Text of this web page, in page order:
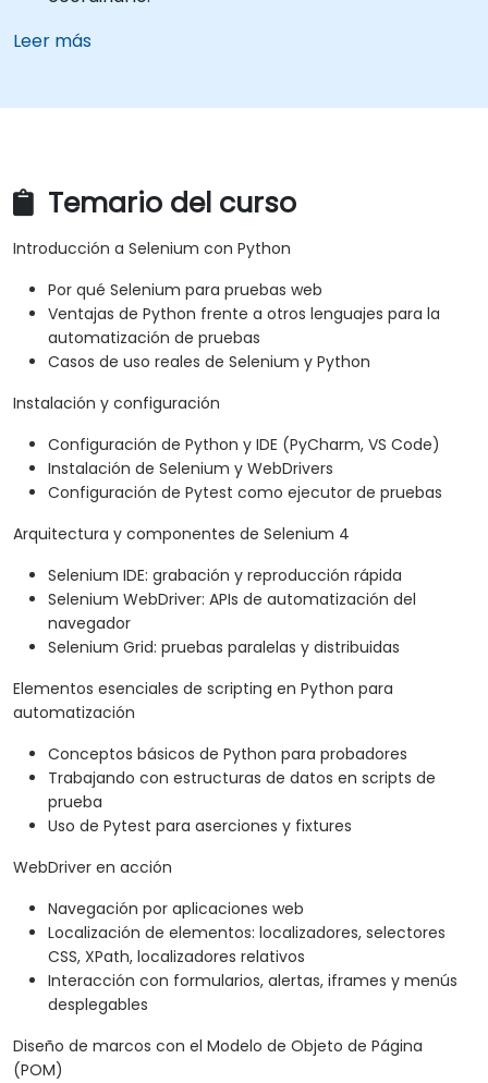
Leer más
Temario del curso
Introducción a Selenium con Python
Por qué Selenium para pruebas web
Ventajas de Python frente a otros lenguajes para la
automatización de pruebas
Casos de uso reales de Selenium y Python
Instalación y configuración
Configuración de Python y IDE (PyCharm, VS Code)
Instalación de Selenium y WebDrivers
Configuración de Pytest como ejecutor de pruebas
Arquitectura y componentes de Selenium 4
Selenium IDE: grabación y reproducción rápida
Selenium WebDriver: APIs de automatización del
navegador
Selenium Grid: pruebas paralelas y distribuidas
Elementos esenciales de scripting en Python para
automatización
Conceptos básicos de Python para probadores
Trabajando con estructuras de datos en scripts de
prueba
Uso de Pytest para aserciones y fixtures
WebDriver en acción
Navegación por aplicaciones web
Localización de elementos: localizadores, selectores
CSS, XPath, localizadores relativos
Interacción con formularios, alertas, iframes y menús
desplegables
Diseño de marcos con el Modelo de Objeto de Página
(POM)